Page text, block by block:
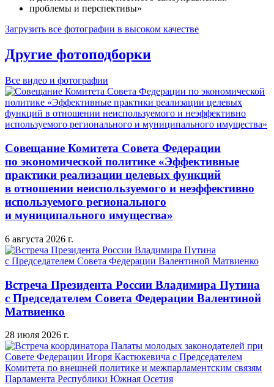
Загрузить все фотографии в высоком качестве
Другие фотоподборки
Все видео и фотографии
Совещание Комитета Совета Федерации
по экономической политике «Эффективные
практики реализации целевых функций
в отношении неиспользуемого и неэффективно
используемого регионального
и муниципального имущества»
6 августа 2026 г.
Встреча Президента России Владимира Путина
с Председателем Совета Федерации Валентиной
Матвиенко
28 июля 2026 г.